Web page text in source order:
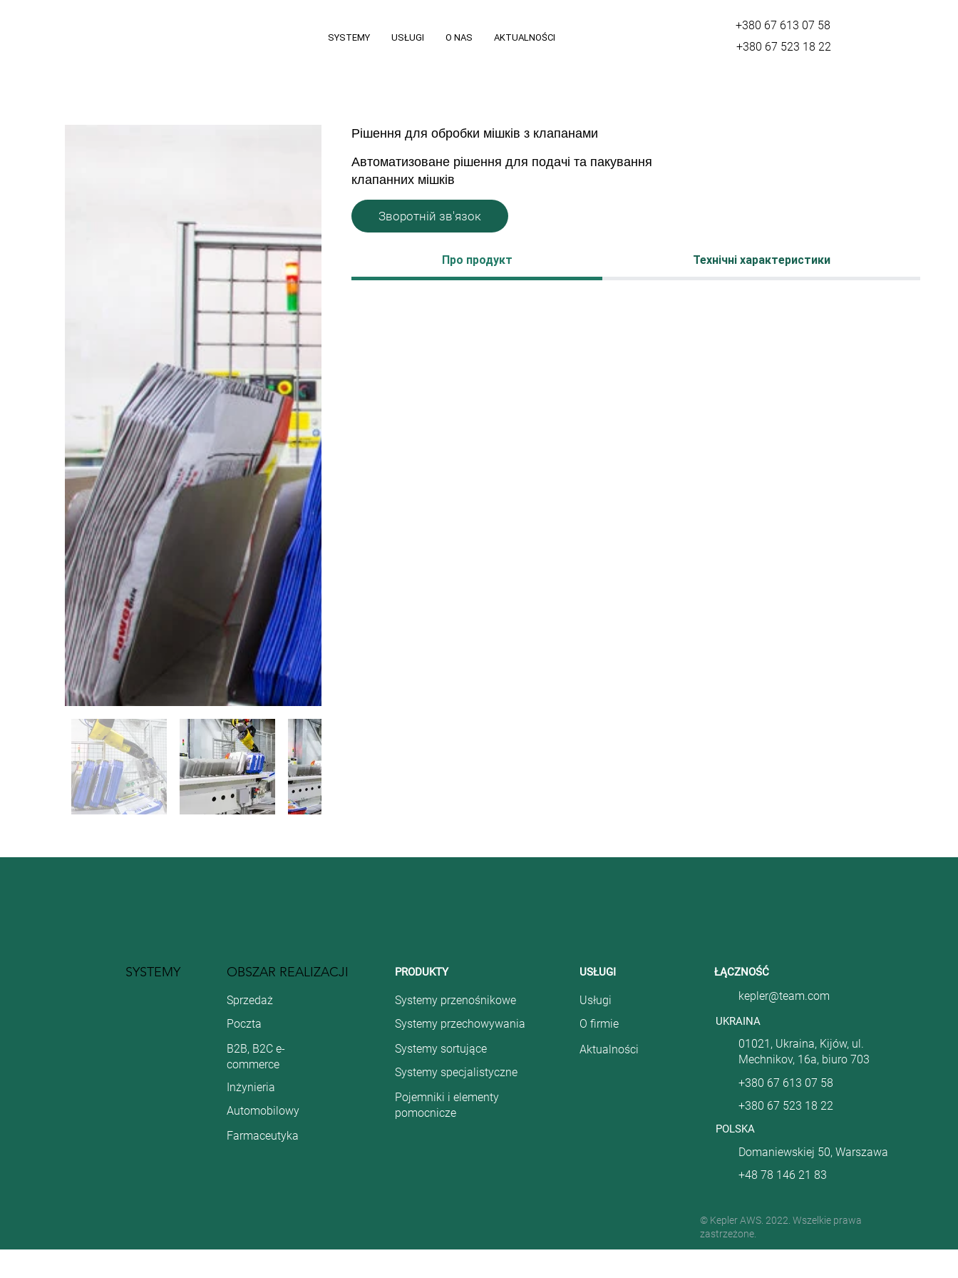
+380 67 613 07 58
+380 67 523 18 22
SYSTEMY USŁUGI O NAS AKTUALNOŚCI
Рішення для обробки мішків з клапанами
Автоматизоване рішення для подачі та пакування
клапанних мішків
Зворотній зв'язок
Про продукт Технічні характеристики
OBSZAR REALIZACJI
Sprzedaż
Poczta
B2B, B2C e-
commerce
Inżynieria
Automobilowy
Farmaceutyka
Systemy przenośnikowe
Systemy przechowywania
Systemy sortujące
Systemy specjalistyczne
Pojemniki i elementy
pomocnicze
PRODUKTY
Usługi
O firmie
Aktualności
USŁUGI ŁĄCZNOŚĆ
POLSKA
kepler@team.com
+380 67 613 07 58
01021, Ukraina, Kijów, ul.
Mechnikov, 16a, biuro 703
+380 67 523 18 22
UKRAINA
Domaniewskiej 50, Warszawa
+48 78 146 21 83
© Kepler AWS. 2022. Wszelkie prawa
zastrzeżone.
SYSTEMY